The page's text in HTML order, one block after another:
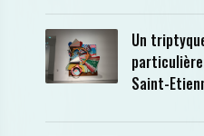
Un
Saint-